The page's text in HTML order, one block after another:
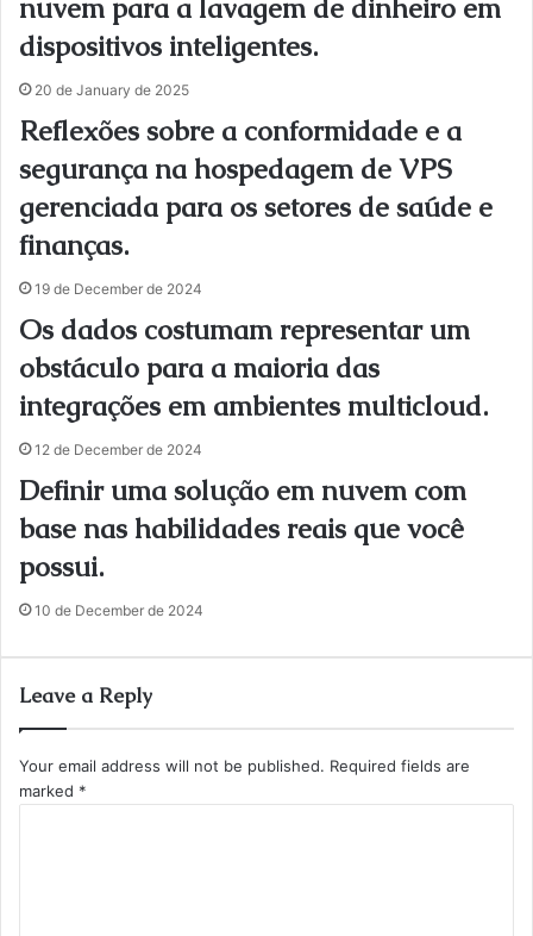
nuvem para a lavagem de dinheiro em
dispositivos inteligentes.
20 de January de 2025
Reflexões sobre a conformidade e a
segurança na hospedagem de VPS
gerenciada para os setores de saúde e
finanças.
19 de December de 2024
Os dados costumam representar um
obstáculo para a maioria das
integrações em ambientes multicloud.
12 de December de 2024
Definir uma solução em nuvem com
base nas habilidades reais que você
possui.
10 de December de 2024
Leave a Reply
Your email address will not be published. Required fields are
marked *